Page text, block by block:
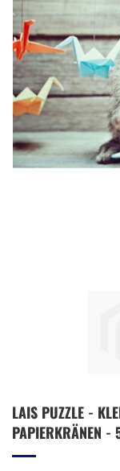
Anfang
der
LAIS PUZZLE -
PAPIERKRÄNEN